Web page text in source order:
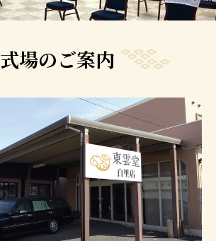
式場のご案内